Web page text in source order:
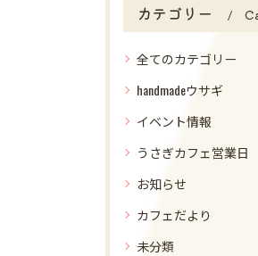
カテゴリー
全てのカテゴリー
handmadeウサギ
イベント情報
うさぎカフェ営業日
お知らせ
カフェだより
未分類